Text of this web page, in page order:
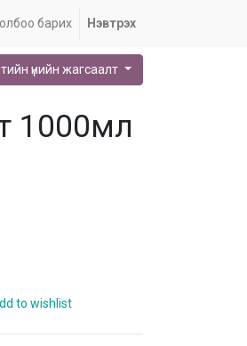
барих Нэвтрэх
үнийн жагсаалт
1000мл
to wishlist